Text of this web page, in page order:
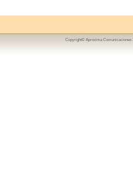
Copyright© Aproxima Comunicaciones